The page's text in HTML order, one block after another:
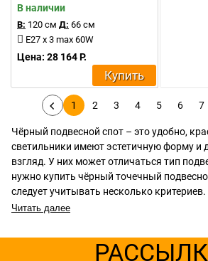
В наличии
В: 120 см Д: 66 см
E27 x 3 max 60W
Цена: 28 164 Р.
Купить
1 2 3 4 5 6 7
Чёрный подвесной спот – это удобно,
светильники имеют эстетичную форму и
взгляд. У них может отличаться тип
нужно купить чёрный точечный
следует учитывать несколько критериев.
Читать далее